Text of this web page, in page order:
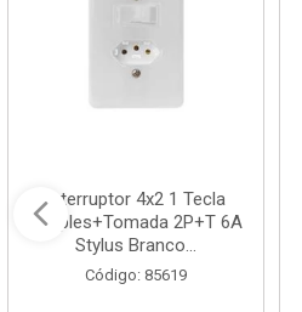
Interruptor 4x2 1 Tecla
Simples+Tomada 2P+T 6A
Stylus Branco...
Código: 85619